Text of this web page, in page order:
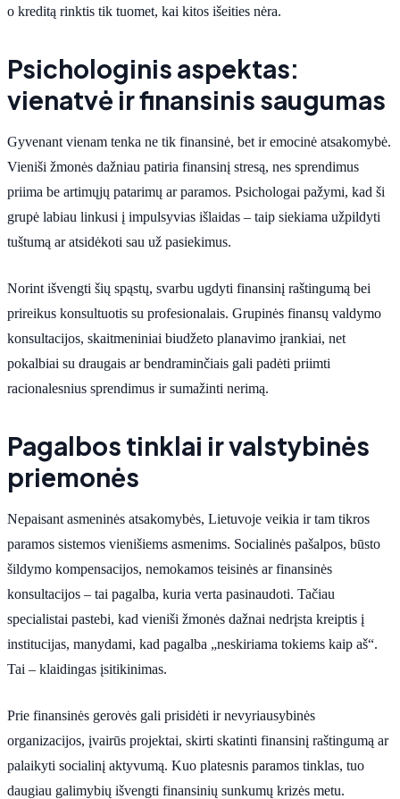
o kreditą rinktis tik tuomet, kai kitos išeities nėra.
Psichologinis aspektas:
vienatvė ir finansinis saugumas
Gyvenant vienam tenka ne tik finansinė, bet ir emocinė atsakomybė.
Vieniši žmonės dažniau patiria finansinį stresą, nes sprendimus
priima be artimųjų patarimų ar paramos. Psichologai pažymi, kad ši
grupė labiau linkusi į impulsyvias išlaidas – taip siekiama užpildyti
tuštumą ar atsidėkoti sau už pasiekimus.
Norint išvengti šių spąstų, svarbu ugdyti finansinį raštingumą bei
prireikus konsultuotis su profesionalais. Grupinės finansų valdymo
konsultacijos, skaitmeniniai biudžeto planavimo įrankiai, net
pokalbiai su draugais ar bendraminčiais gali padėti priimti
racionalesnius sprendimus ir sumažinti nerimą.
Pagalbos tinklai ir valstybinės
priemonės
Nepaisant asmeninės atsakomybės, Lietuvoje veikia ir tam tikros
paramos sistemos vienišiems asmenims. Socialinės pašalpos, būsto
šildymo kompensacijos, nemokamos teisinės ar finansinės
konsultacijos – tai pagalba, kuria verta pasinaudoti. Tačiau
specialistai pastebi, kad vieniši žmonės dažnai nedrįsta kreiptis į
institucijas, manydami, kad pagalba „neskiriama tokiems kaip aš“.
Tai – klaidingas įsitikinimas.
Prie finansinės gerovės gali prisidėti ir nevyriausybinės
organizacijos, įvairūs projektai, skirti skatinti finansinį raštingumą ar
palaikyti socialinį aktyvumą. Kuo platesnis paramos tinklas, tuo
daugiau galimybių išvengti finansinių sunkumų krizės metu.